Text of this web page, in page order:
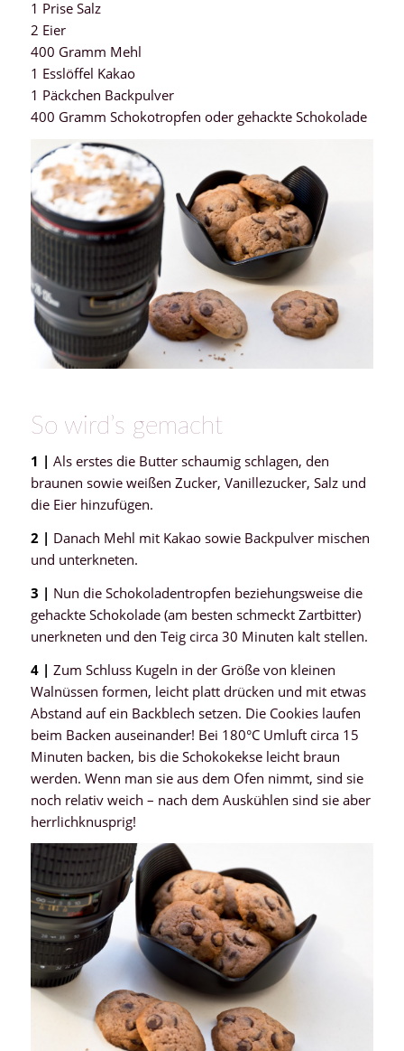
1 Prise Salz
2 Eier
400 Gramm Mehl
1 Esslöffel Kakao
1 Päckchen Backpulver
400 Gramm Schokotropfen oder gehackte Schokolade
So wird’s gemacht
1 | Als erstes die Butter schaumig schlagen, den
braunen sowie weißen Zucker, Vanillezucker, Salz und
die Eier hinzufügen.
2 | Danach Mehl mit Kakao sowie Backpulver mischen
und unterkneten.
3 | Nun die Schokoladentropfen beziehungsweise die
gehackte Schokolade (am besten schmeckt Zartbitter)
unerkneten und den Teig circa 30 Minuten kalt stellen.
4 | Zum Schluss Kugeln in der Größe von kleinen
Walnüssen formen, leicht platt drücken und mit etwas
Abstand auf ein Backblech setzen. Die Cookies laufen
beim Backen auseinander! Bei 180°C Umluft circa 15
Minuten backen, bis die Schokokekse leicht braun
werden. Wenn man sie aus dem Ofen nimmt, sind sie
noch relativ weich – nach dem Auskühlen sind sie aber
herrlichknusprig!